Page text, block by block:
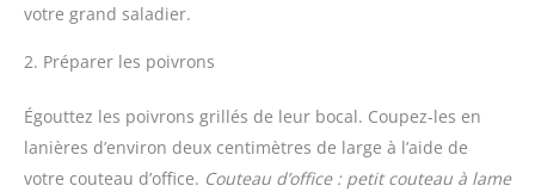
votre grand saladier.
2. Préparer les poivrons
Égouttez les poivrons grillés de leur bocal. Coupez-les en
lanières d’environ deux centimètres de large à l’aide de
votre couteau d’office. Couteau d’office : petit couteau à lame